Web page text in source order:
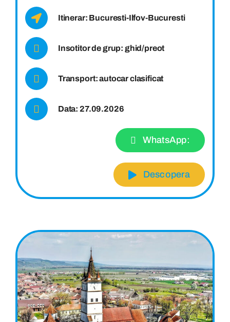
Itinerar: Bucuresti-Ilfov-Bucuresti
Insotitor de grup: ghid/preot
Transport: autocar clasificat
Data: 27.09.2026
WhatsApp:
Descopera